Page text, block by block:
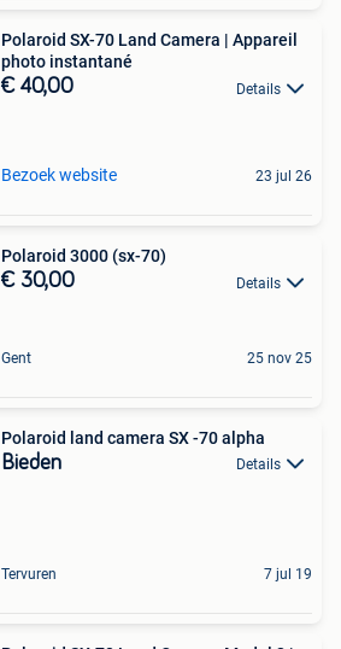
Polaroid SX-70 Land Camera | Appareil
photo instantané
€ 40,00 Details
Bezoek website 23 jul 26
Polaroid 3000 (sx-70)
€ 30,00 Details
Gent 25 nov 25
Polaroid land camera SX -70 alpha
Bieden Details
Tervuren 7 jul 19